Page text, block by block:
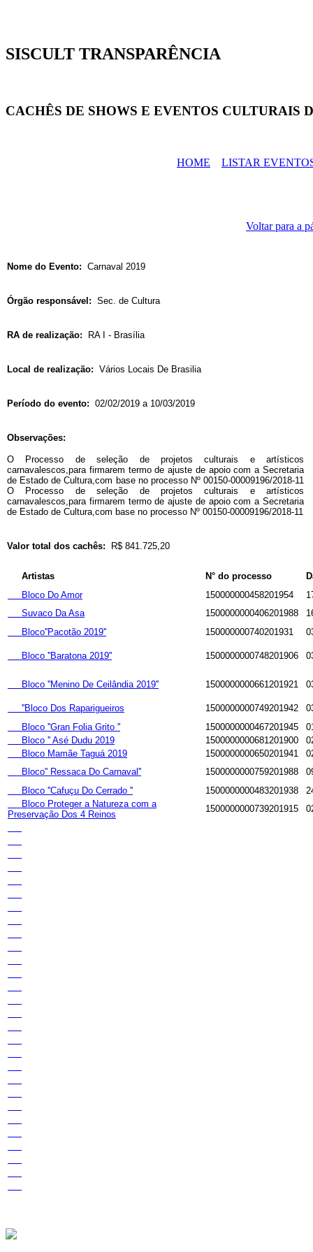
SISCULT TRANSPARÊNCIA
CACHÊS DE SHOWS E EVENTOS CULTURAIS
HOME LISTAR
Voltar para a
Nome do Evento: Carnaval 2019
Órgão responsável: Sec. de Cultura
RA de realização: RA I - Brasília
Local de realização: Vários Locais De Brasilia
Período do evento: 02/02/2019 a 10/03/2019
Observações:
O Processo de seleção de projetos culturais e artísticos
carnavalescos,para firmarem termo de ajuste de apoio com a Secretaria
de Estado de Cultura,com base no processo Nº 00150-00009196/2018-11
O Processo de seleção de projetos culturais e artísticos
carnavalescos,para firmarem termo de ajuste de apoio com a Secretaria
de Estado de Cultura,com base no processo Nº 00150-00009196/2018-11
Valor total dos cachês: R$ 841.725,20
Artistas N° do processo
Bloco Do Amor
150000000458201954
Suvaco Da Asa
1500000000406201988
Bloco''Pacotão 2019''
150000000740201931
Bloco ''Baratona 2019'' 1500000000748201906
Bloco ''Menino De Ceilândia 2019'' 1500000000661201921
''Bloco Dos Raparigueiros 1500000000749201942
Bloco ''Gran Folia Grito ''
1500000000467201945
Bloco '' Asé Dudu 2019
1500000000681201900
Bloco Mamãe Taguá 2019
1500000000650201941
Bloco'' Ressaca Do Carnaval''
1500000000759201988
Bloco ''Cafuçu Do Cerrado ''
1500000000483201938
Bloco Proteger a Natureza com a
Preservação Dos 4 Reinos
1500000000739201915